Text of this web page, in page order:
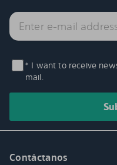
* I want to receive
mail.
Contáctanos